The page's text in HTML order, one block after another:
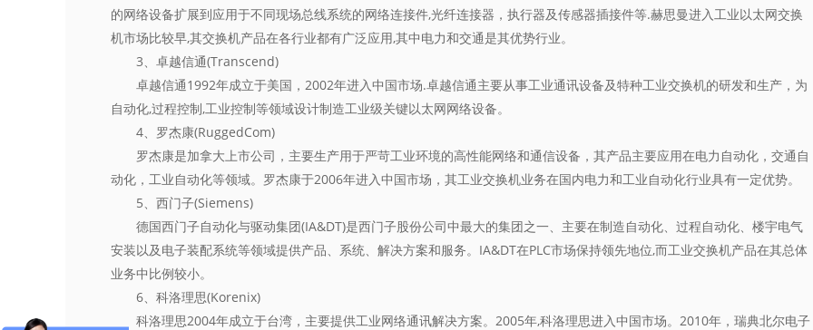
的网络设备扩展到应用于不同现场总线系统的网络连接件,光纤连接器，执行器及传感器插接件等.赫思曼进入工业以太网交换
机市场比较早,其交换机产品在各行业都有广泛应用,其中电力和交通是其优势行业。
3、卓越信通(Transcend)
卓越信通1992年成立于美国，2002年进入中国市场.卓越信通主要从事工业通讯设备及特种工业交换机的研发和生产，为
自动化,过程控制,工业控制等领域设计制造工业级关键以太网网络设备。
4、罗杰康(RuggedCom)
罗杰康是加拿大上市公司，主要生产用于严苛工业环境的高性能网络和通信设备，其产品主要应用在电力自动化，交通自
动化，工业自动化等领域。罗杰康于2006年进入中国市场，其工业交换机业务在国内电力和工业自动化行业具有一定优势。
5、西门子(Siemens)
德国西门子自动化与驱动集团(IA&DT)是西门子股份公司中最大的集团之一、主要在制造自动化、过程自动化、楼宇电气
安装以及电子装配系统等领域提供产品、系统、解决方案和服务。IA&DT在PLC市场保持领先地位,而工业交换机产品在其总体
业务中比例较小。
6、科洛理思(Korenix)
科洛理思2004年成立于台湾，主要提供工业网络通讯解决方案。2005年,科洛理思进入中国市场。2010年，瑞典北尔电子